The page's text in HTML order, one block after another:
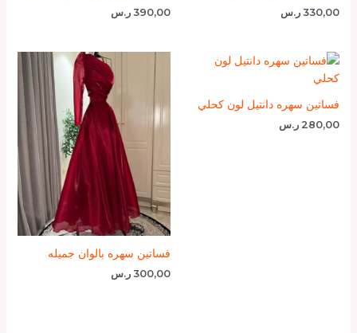
330,00 ر.س 390,00 ر.س
فساتين سهره دانتيل لون كحلي
280,00 ر.س
فساتين سهره بالوان جميله
300,00 ر.س